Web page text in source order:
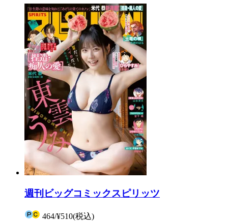
週刊ビッグコミックスピリッツ
464/¥510(税込)